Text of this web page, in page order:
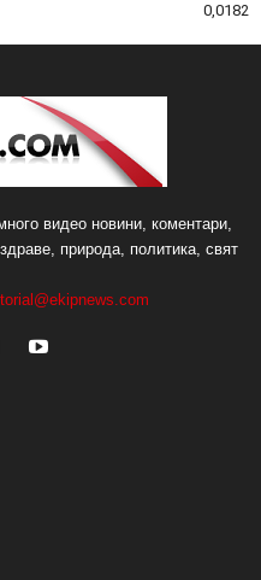
0,0182
видео новини, коментари,
природа, политика, свят